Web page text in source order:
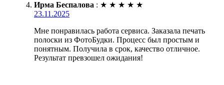
Ирма Беспалова : ★ ★ ★ ★ ★
23.11.2025
Мне понравилась работа сервиса. Заказала печать
полоски из ФотоБудки. Процесс был простым и
понятным. Получила в срок, качество отличное.
Результат превзошел ожидания!